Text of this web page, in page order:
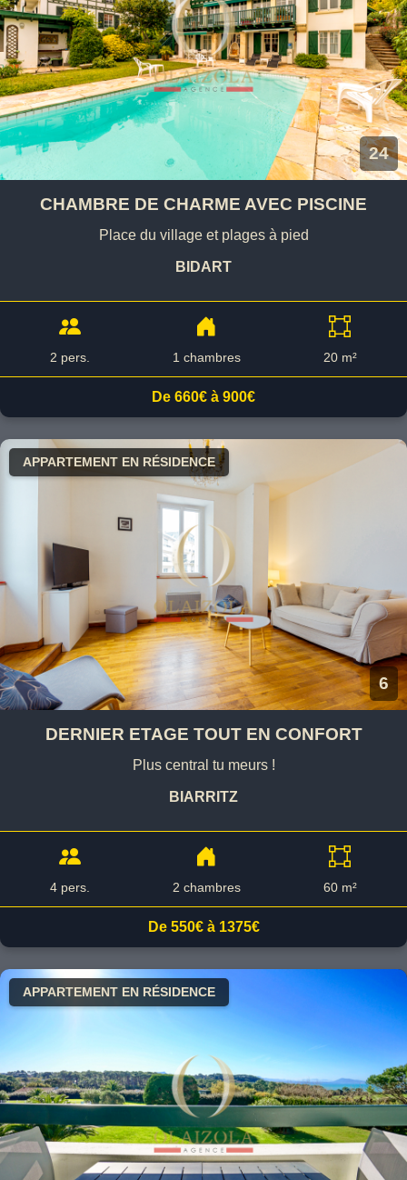
24
CHAMBRE DE CHARME AVEC PISCINE
Place du village et plages à pied
BIDART
2 pers. 1 chambres 20 m²
De 660€ à 900€
APPARTEMENT EN RÉSIDENCE
6
DERNIER ETAGE TOUT EN CONFORT
Plus central tu meurs !
BIARRITZ
4 pers. 2 chambres 60 m²
De 550€ à 1375€
APPARTEMENT EN RÉSIDENCE